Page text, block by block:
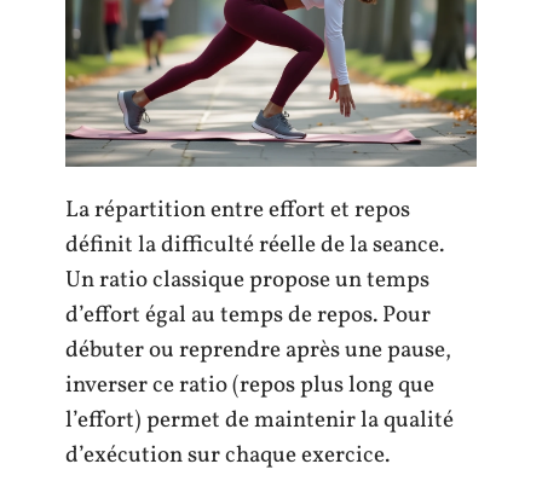
La répartition entre effort et repos
définit la difficulté réelle de la seance.
Un ratio classique propose un temps
d’effort égal au temps de repos. Pour
débuter ou reprendre après une pause,
inverser ce ratio (repos plus long que
l’effort) permet de maintenir la qualité
d’exécution sur chaque exercice.